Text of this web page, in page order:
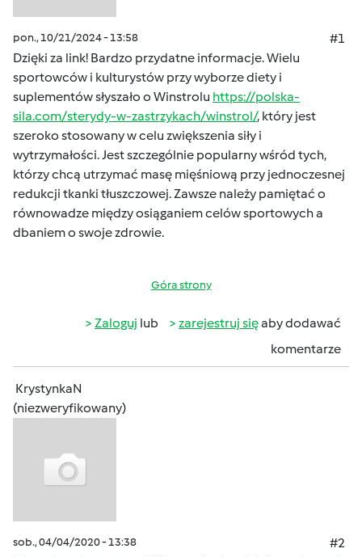
pon., 10/21/2024 - 13:58
#1
Dzięki za link! Bardzo przydatne informacje. Wielu
sportowców i kulturystów przy wyborze diety i
suplementów słyszało o Winstrolu https://polska-
sila.com/sterydy-w-zastrzykach/winstrol/, który jest
szeroko stosowany w celu zwiększenia siły i
wytrzymałości. Jest szczególnie popularny wśród tych,
którzy chcą utrzymać masę mięśniową przy jednoczesnej
redukcji tkanki tłuszczowej. Zawsze należy pamiętać o
równowadze między osiąganiem celów sportowych a
dbaniem o swoje zdrowie.
Góra strony
Zaloguj lub zarejestruj sięaby dodawać
komentarze
KrystynkaN
(niezweryfikowany)
sob., 04/04/2020 - 13:38
#2